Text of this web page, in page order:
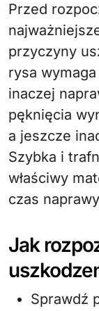
Przed
przyczyny
rysa
inaczej
pęknięcia
a jeszcze
Szybka i
właściwy
czas
Jak
Sprawdź